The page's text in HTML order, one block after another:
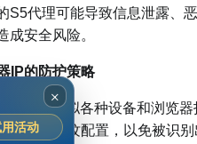
S5代理可能导致信息泄露、
成安全风险。
IP的防护策略
是用于模拟各种设备和浏览
合适的指纹配置，以免被识
×
活动